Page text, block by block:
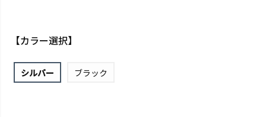
【カラー選択】
シルバー ブラック